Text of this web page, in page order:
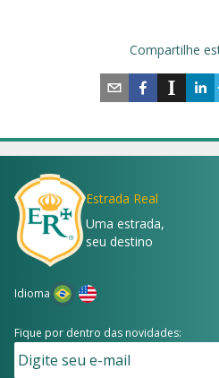
Compartilhe
Estrada Real
Uma estrada,
seu destino
Idioma
Fique por dentro das novidades: